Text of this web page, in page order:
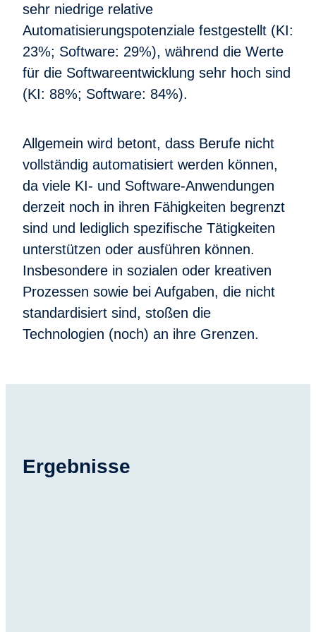
sehr niedrige relative
Automatisierungspotenziale festgestellt (KI:
23%; Software: 29%), während die Werte
für die Softwareentwicklung sehr hoch sind
(KI: 88%; Software: 84%).
Allgemein wird betont, dass Berufe nicht
vollständig automatisiert werden können,
da viele KI- und Software-Anwendungen
derzeit noch in ihren Fähigkeiten begrenzt
sind und lediglich spezifische Tätigkeiten
unterstützen oder ausführen können.
Insbesondere in sozialen oder kreativen
Prozessen sowie bei Aufgaben, die nicht
standardisiert sind, stoßen die
Technologien (noch) an ihre Grenzen.
Ergebnisse